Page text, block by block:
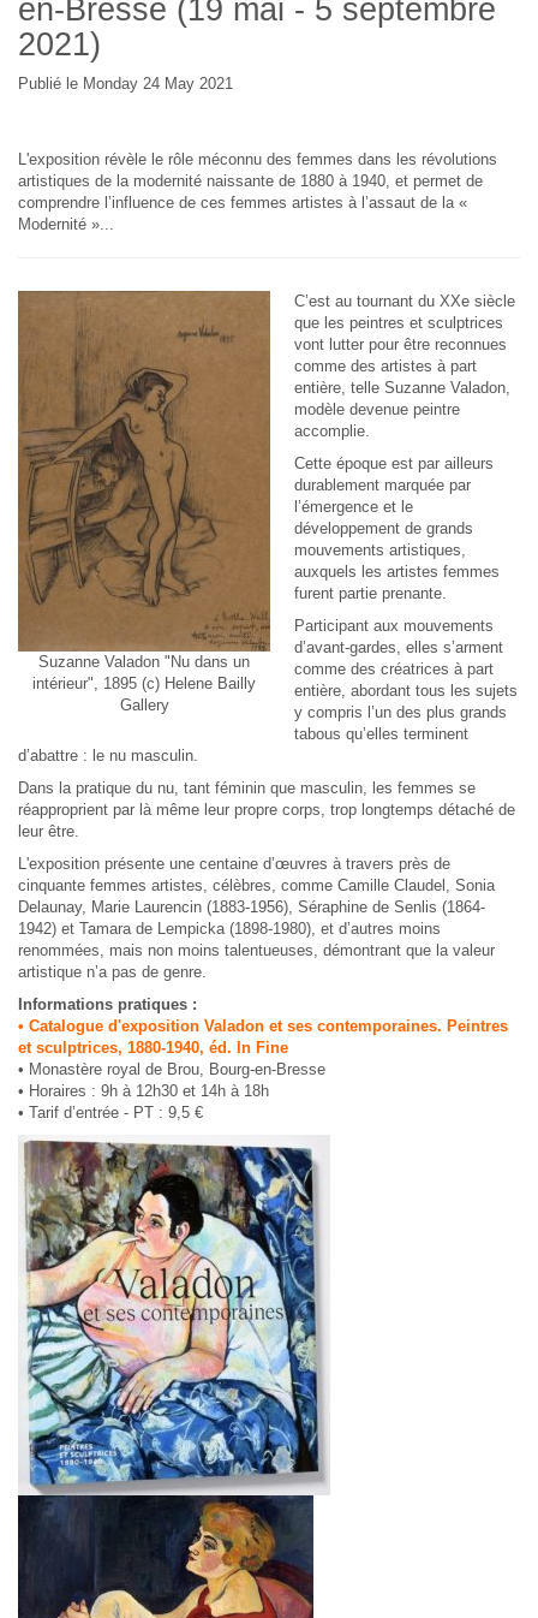
en-Bresse (19 mai - 5 septembre
2021)
Publié le Monday 24 May 2021
L'exposition révèle le rôle méconnu des femmes dans les révolutions
artistiques de la modernité naissante de 1880 à 1940, et permet de
comprendre l’influence de ces femmes artistes à l’assaut de la «
Modernité »...
Suzanne Valadon "Nu dans un
intérieur", 1895 (c) Helene Bailly
Gallery
C’est au tournant du XXe siècle
que les peintres et sculptrices
vont lutter pour être reconnues
comme des artistes à part
entière, telle Suzanne Valadon,
modèle devenue peintre
accomplie.
Cette époque est par ailleurs
durablement marquée par
l’émergence et le
développement de grands
mouvements artistiques,
auxquels les artistes femmes
furent partie prenante.
Participant aux mouvements
d’avant-gardes, elles s’arment
comme des créatrices à part
entière, abordant tous les sujets
y compris l’un des plus grands
tabous qu’elles terminent
d’abattre : le nu masculin.
Dans la pratique du nu, tant féminin que masculin, les femmes se
réapproprient par là même leur propre corps, trop longtemps détaché de
leur être.
L'exposition présente une centaine d’œuvres à travers près de
cinquante femmes artistes, célèbres, comme Camille Claudel, Sonia
Delaunay, Marie Laurencin (1883-1956), Séraphine de Senlis (1864-
1942) et Tamara de Lempicka (1898-1980), et d’autres moins
renommées, mais non moins talentueuses, démontrant que la valeur
artistique n’a pas de genre.
Informations pratiques :
• Catalogue d'exposition Valadon et ses contemporaines. Peintres
et sculptrices, 1880-1940, éd. In Fine
• Monastère royal de Brou, Bourg-en-Bresse
• Horaires : 9h à 12h30 et 14h à 18h
• Tarif d’entrée - PT : 9,5 €